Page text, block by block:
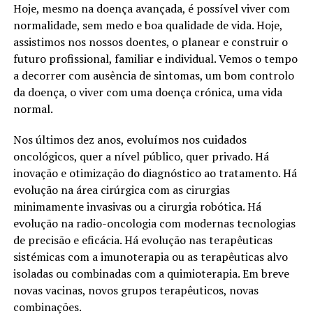
Hoje, mesmo na doença avançada, é possível viver com
normalidade, sem medo e boa qualidade de vida. Hoje,
assistimos nos nossos doentes, o planear e construir o
futuro profissional, familiar e individual. Vemos o tempo
a decorrer com ausência de sintomas, um bom controlo
da doença, o viver com uma doença crónica, uma vida
normal.
Nos últimos dez anos, evoluímos nos cuidados
oncológicos, quer a nível público, quer privado. Há
inovação e otimização do diagnóstico ao tratamento. Há
evolução na área cirúrgica com as cirurgias
minimamente invasivas ou a cirurgia robótica. Há
evolução na radio-oncologia com modernas tecnologias
de precisão e eficácia. Há evolução nas terapêuticas
sistémicas com a imunoterapia ou as terapêuticas alvo
isoladas ou combinadas com a quimioterapia. Em breve
novas vacinas, novos grupos terapêuticos, novas
combinações.